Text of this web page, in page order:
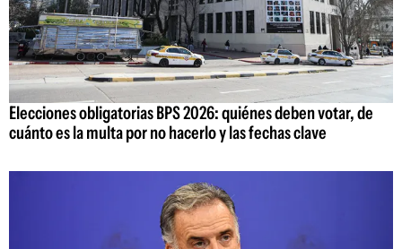
Elecciones obligatorias BPS 2026: quiénes deben votar, de
cuánto es la multa por no hacerlo y las fechas clave